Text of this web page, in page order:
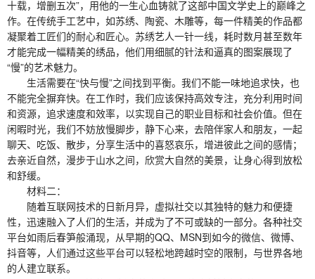
十载，增删五次”，用他的一生心血铸就了这部中国文学史上的巅峰之
作。在传统手工艺中，如苏绣、陶瓷、木雕等，每一件精美的作品都
凝聚着工匠们的耐心和匠心。苏绣艺人一针一线，耗时数月甚至数年
才能完成一幅精美的绣品，他们用细腻的针法和逼真的图案展现了
“慢”的艺术魅力。
生活需要在“快与慢”之间找到平衡。我们不能一味地追求快，也
不能完全摒弃快。在工作时，我们应该保持高效专注，充分利用时间
和资源，追求速度和效率，以实现自己的职业目标和社会价值。但在
闲暇时光，我们不妨放慢脚步，静下心来，去陪伴家人和朋友，一起
聊天、吃饭、散步，分享生活中的喜怒哀乐，增进彼此之间的感情；
去亲近自然，漫步于山水之间，欣赏大自然的美景，让身心得到放松
和舒缓。
材料二：
随着互联网技术的日新月异，虚拟社交以其独特的魅力和便捷
性，迅速融入了人们的生活，并成为了不可或缺的一部分。各种社交
平台如雨后春笋般涌现，从早期的QQ、MSN到如今的微信、微博、
抖音等，人们通过这些平台可以轻松地跨越时空的限制，与世界各地
的人建立联系。